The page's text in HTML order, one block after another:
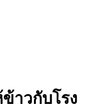
ข้าวกับโรง